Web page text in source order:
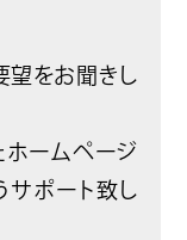
望をお聞きし
ホームページ
サポート致し